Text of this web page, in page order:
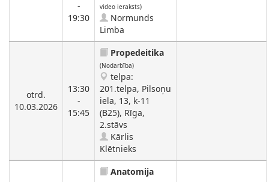
-
19:30
video ieraksts)
Normunds
Limba
otrd.
10.03.2026
13:30
-
15:45
Propedeitika
(Nodarbība)
telpa:
201.telpa, Pilsoņu
iela, 13, k-11
(B25), Rīga,
2.stāvs
Kārlis
Klētnieks
Anatomija